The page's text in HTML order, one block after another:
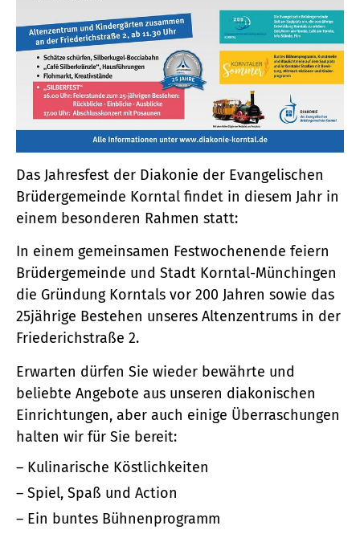
Das Jahresfest der Diakonie der Evangelischen
Brüdergemeinde Korntal findet in diesem Jahr in
einem besonderen Rahmen statt:
In einem gemeinsamen Festwochenende feiern
Brüdergemeinde und Stadt Korntal-Münchingen
die Gründung Korntals vor 200 Jahren sowie das
25jährige Bestehen unseres Altenzentrums in der
Friederichstraße 2.
Erwarten dürfen Sie wieder bewährte und
beliebte Angebote aus unseren diakonischen
Einrichtungen, aber auch einige Überraschungen
halten wir für Sie bereit:
Kulinarische Köstlichkeiten
Spiel, Spaß und Action
Ein buntes Bühnenprogramm